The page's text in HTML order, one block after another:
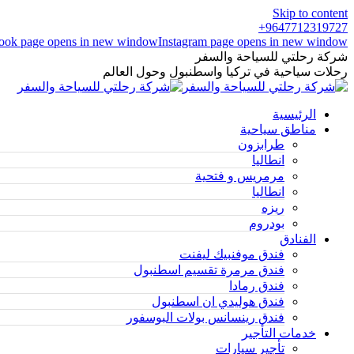
Skip to content
9647712319727+
page opens in new windowInstagram page opens in new window
شركة رحلتي للسياحة والسفر
رحلات سياحية في تركيا واسطنبول وحول العالم
الرئيسية
مناطق سياحية
طرابزون
انطاليا
مرمريس و فتحية
انطاليا
ريزه
بودروم
الفنادق
فندق موفنبيك ليفنت
فندق مرمرة تقسيم اسطنبول
فندق رمادا
فندق هوليدي ان اسطنبول
فندق رينسانس بولات البوسفور
خدمات التأجير
تأجير سيارات